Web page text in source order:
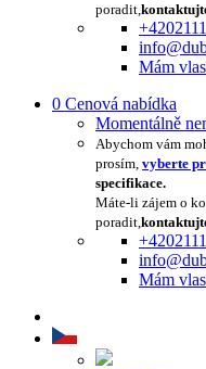
poradit,
Mám
0 Cenová nabídka
Momentálně
Abychom vám
prosím, vyberte
specifikace.
Máte-li zájem o
poradit,
Mám